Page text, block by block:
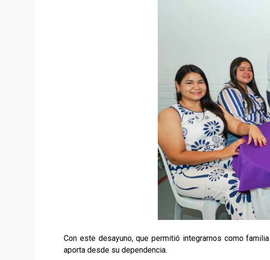
Con este desayuno, que permitió integrarnos como
aporta desde su dependencia.